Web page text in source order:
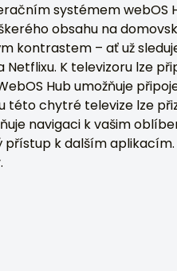
systémem webOS
obsahu na
kontrastem – ať už
K televizoru lze
Hub umožňuje
této chytré televize lze
navigaci k vašim
k dalším aplikacím.